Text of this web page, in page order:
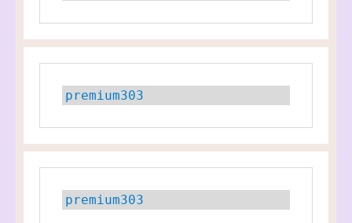
premium303
premium303